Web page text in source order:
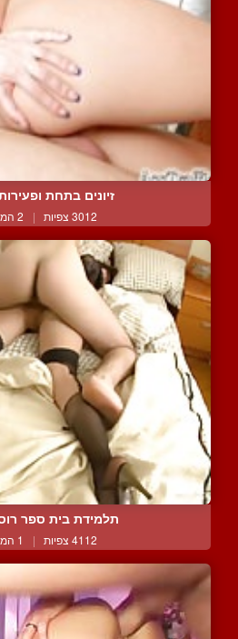
זיונים בתחת
3012 צפיות | 2 המלצות
תלמידת בית ספר
4112 צפיות | 1 המלצות